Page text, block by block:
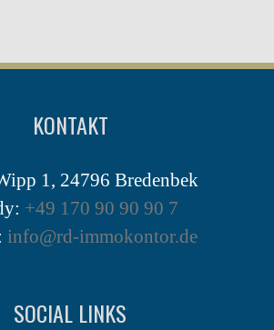
KONTAKT
1, 24796 Bredenbek
+49 170 90 90 90 7
info@rd-immokontor.de
SOCIAL LINKS